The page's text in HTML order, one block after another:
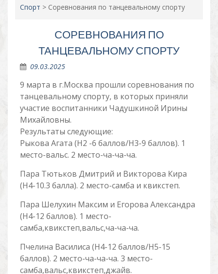
Спорт > Соревнования по танцевальному спорту
СОРЕВНОВАНИЯ ПО
ТАНЦЕВАЛЬНОМУ СПОРТУ
09.03.2025
9 марта в г.Москва прошли соревнования по
танцевальному спорту, в которых приняли
участие воспитанники Чадушкиной Ирины
Михайловны.
Результаты следующие:
Рыкова Агата (Н2 -6 баллов/Н3-9 баллов). 1
место-вальс. 2 место-ча-ча-ча.
Пара Тютьков Дмитрий и Викторова Кира
(Н4-10.3 балла). 2 место-самба и квикстеп.
Пара Шелухин Максим и Егорова Александра
(Н4-12 баллов). 1 место-
самба,квикстеп,вальс,ча-ча-ча.
Пчелина Василиса (Н4-12 баллов/Н5-15
баллов). 2 место-ча-ча-ча. 3 место-
самба,вальс,квикстеп,джайв.